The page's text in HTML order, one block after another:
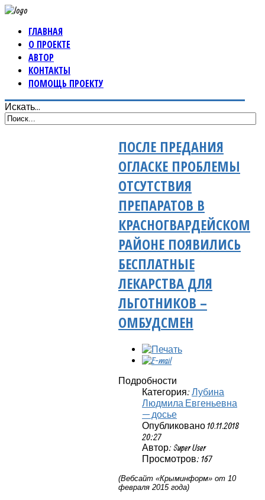
ГЛАВНАЯ
О ПРОЕКТЕ
АВТОР
КОНТАКТЫ
ПОМОЩЬ ПРОЕКТУ
Искать...
ПОСЛЕ ПРЕДАНИЯ
ОГЛАСКЕ ПРОБЛЕМЫ
ОТСУТСТВИЯ
ПРЕПАРАТОВ В
КРАСНОГВАРДЕЙСКОМ
РАЙОНЕ ПОЯВИЛИСЬ
БЕСПЛАТНЫЕ
ЛЕКАРСТВА ДЛЯ
ЛЬГОТНИКОВ –
ОМБУДСМЕН
Подробности
Категория: Лубина
Людмила Евгеньевна
— досье
Опубликовано 10.11.2018
20:27
Автор: Super User
Просмотров: 167
(Вебсайт «Крыминформ» от 10
февраля 2015 года)